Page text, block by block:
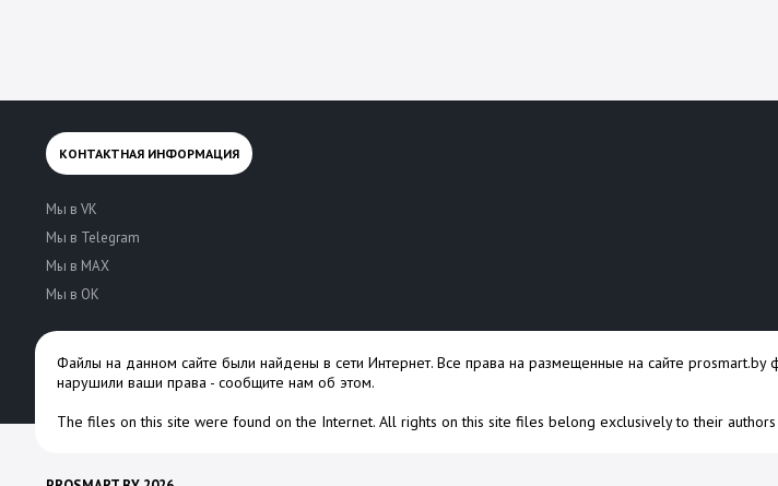
КОНТАКТНАЯ ИНФОРМАЦИЯ
Мы в VK
Мы в Telegram
Мы в MAX
Мы в OK
Файлы на данном сайте были найдены в сети Интернет. Все права на размещенные на сайте
нарушили ваши права - сообщите нам об этом.
The files on this site were found on the Internet. All rights on this site files belong exclusively to their